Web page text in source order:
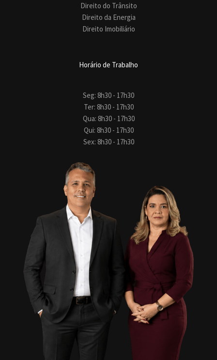
Direito do Trânsito
Direito da Energia
Direito Imobiliário
Horário de Trabalho
Seg: 8h30 - 17h30
Ter: 8h30 - 17h30
Qua: 8h30 - 17h30
Qui: 8h30 - 17h30
Sex: 8h30 - 17h30